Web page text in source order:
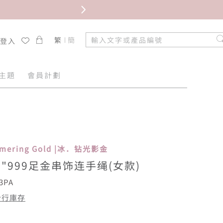
入 繁 簡
題 會員計劃
Gold |冰．钻光影金
足金串饰连手绳(女款)
庫存